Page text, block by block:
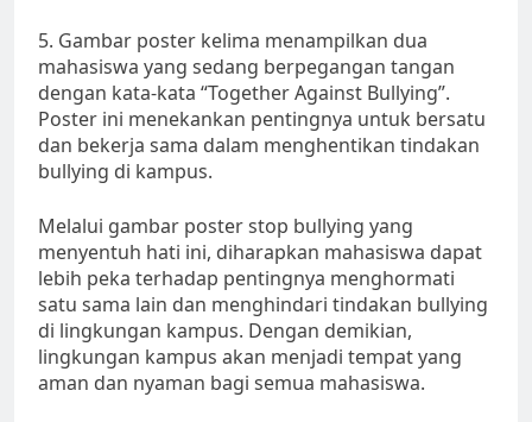
5. Gambar poster kelima menampilkan dua
mahasiswa yang sedang berpegangan tangan
dengan kata-kata “Together Against Bullying”.
Poster ini menekankan pentingnya untuk bersatu
dan bekerja sama dalam menghentikan tindakan
bullying di kampus.
Melalui gambar poster stop bullying yang
menyentuh hati ini, diharapkan mahasiswa dapat
lebih peka terhadap pentingnya menghormati
satu sama lain dan menghindari tindakan bullying
di lingkungan kampus. Dengan demikian,
lingkungan kampus akan menjadi tempat yang
aman dan nyaman bagi semua mahasiswa.